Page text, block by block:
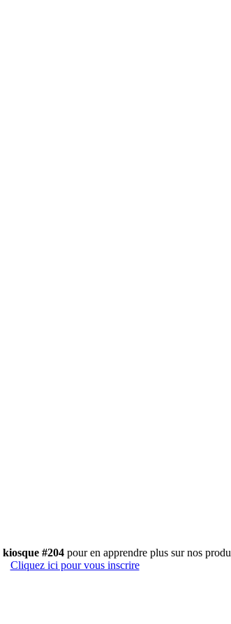
kiosque #204pour en apprendre plus sur nos
Cliquez ici pour vous inscrire